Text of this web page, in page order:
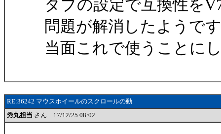
タブの設定で互換性を
問題が解消したようで
当面これで使うことに
RE:36242 マウスホイールのスクロールの動
秀丸担当 さん 17/12/25 08:02